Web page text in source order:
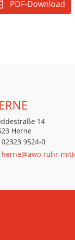
PDF-Download
14
Herne
02323 9524-0
herne@awo-ruhr-